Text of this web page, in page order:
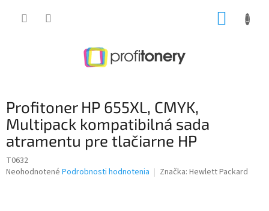
Profitoner HP 655XL, CMYK,
Multipack kompatibilná sada
atramentu pre tlačiarne HP
T0632
Priemerné
Neohodnotené Podrobnosti hodnotenia Značka: Hewlett Packard